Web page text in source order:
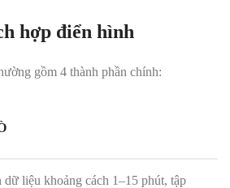
hợp điển hình
gồm 4 thành phần chính:
dữ liệu khoảng cách 1–15 phút, tập